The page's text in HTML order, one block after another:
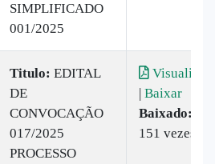
SIMPLIFICADO
001/2025
Titulo: EDITAL
DE
CONVOCAÇÃO
017/2025
PROCESSO
Visualizar
| Baixar
Baixado:
151 vezes